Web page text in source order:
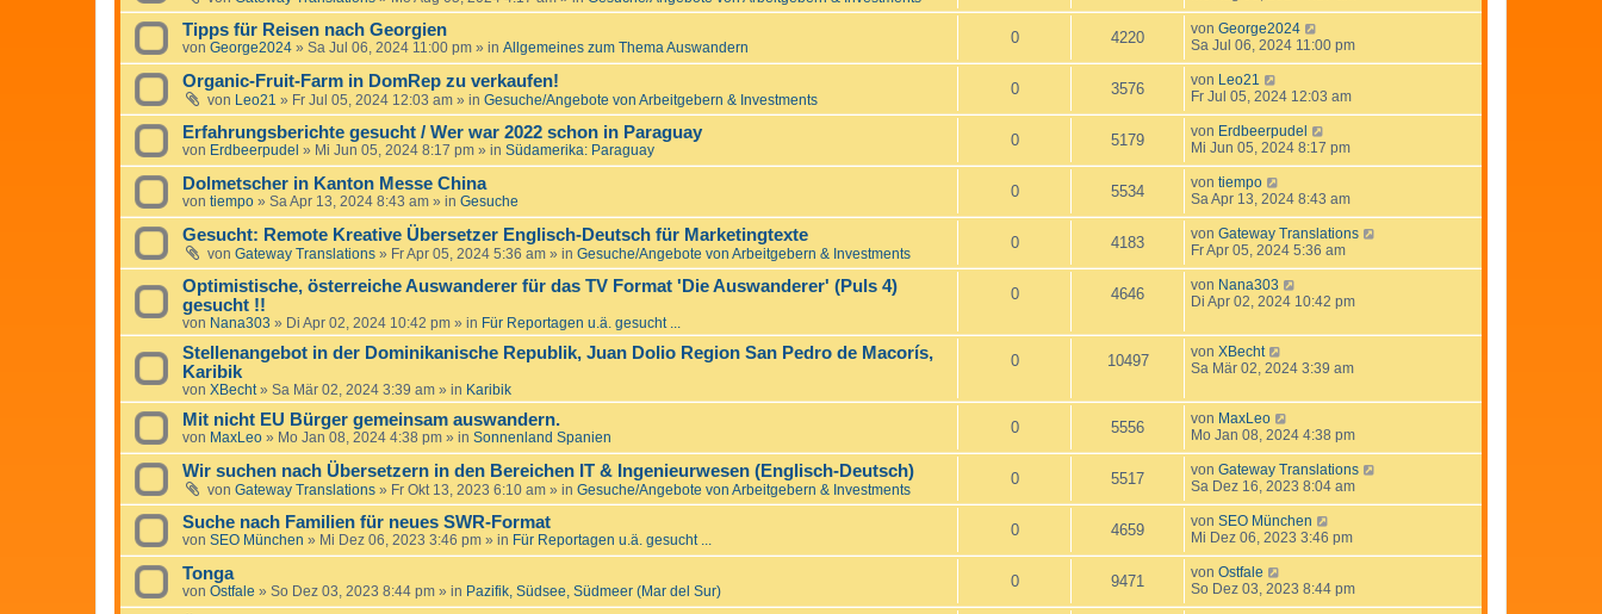
Tipps für Reisen nach Georgien
von George2024 » Sa Jul 06, 2024 11:00 pm » in Allgemeines zum Thema Auswandern
0 4220 von George2024
Sa Jul 06, 2024 11:00 pm
Organic-Fruit-Farm in DomRep zu verkaufen!
von Leo21 » Fr Jul 05, 2024 12:03 am » in Gesuche/Angebote von Arbeitgebern & Investments
0 3576 von Leo21
Fr Jul 05, 2024 12:03 am
Erfahrungsberichte gesucht / Wer war 2022 schon in Paraguay
von Erdbeerpudel » Mi Jun 05, 2024 8:17 pm » in Südamerika: Paraguay
0 5179 von Erdbeerpudel
Mi Jun 05, 2024 8:17 pm
Dolmetscher in Kanton Messe China
von tiempo » Sa Apr 13, 2024 8:43 am » in Gesuche
0 5534 von tiempo
Sa Apr 13, 2024 8:43 am
Gesucht: Remote Kreative Übersetzer Englisch-Deutsch für Marketingtexte
von Gateway Translations » Fr Apr 05, 2024 5:36 am » in Gesuche/Angebote von Arbeitgebern & Investments
0 4183 von Gateway Translations
Fr Apr 05, 2024 5:36 am
Optimistische, österreiche Auswanderer für das TV Format 'Die Auswanderer' (Puls 4)
gesucht !!
von Nana303 » Di Apr 02, 2024 10:42 pm » in Für Reportagen u.ä. gesucht ...
0 4646 von Nana303
Di Apr 02, 2024 10:42 pm
Stellenangebot in der Dominikanische Republik, Juan Dolio Region San Pedro de Macorís,
Karibik
von XBecht» Sa Mär 02, 2024 3:39 am » in Karibik
0 10497 von XBecht
Sa Mär 02, 2024 3:39 am
Mit nicht EU Bürger gemeinsam auswandern.
von MaxLeo » Mo Jan 08, 2024 4:38 pm » in Sonnenland Spanien
0 5556 von MaxLeo
Mo Jan 08, 2024 4:38 pm
Wir suchen nach Übersetzern in den Bereichen IT & Ingenieurwesen (Englisch-Deutsch)
von Gateway Translations » Fr Okt 13, 2023 6:10 am » in Gesuche/Angebote von Arbeitgebern & Investments
0 5517 von Gateway Translations
Sa Dez 16, 2023 8:04 am
Suche nach Familien für neues SWR-Format
von SEO München » Mi Dez 06, 2023 3:46 pm » in Für Reportagen u.ä. gesucht ...
0 4659 von SEO München
Mi Dez 06, 2023 3:46 pm
Tonga
von Ostfale » So Dez 03, 2023 8:44 pm » in Pazifik, Südsee, Südmeer (Mar del Sur)
0 9471 von Ostfale
So Dez 03, 2023 8:44 pm